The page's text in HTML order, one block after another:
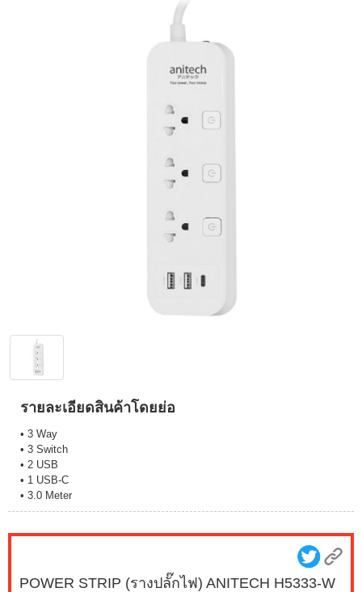
รายละเอียดสินค้าโดยย่อ
• 3 Way
• 3 Switch
• 2 USB
• 1 USB-C
• 3.0 Meter
POWER STRIP (รางปลั๊กไฟ) ANITECH H5333-W